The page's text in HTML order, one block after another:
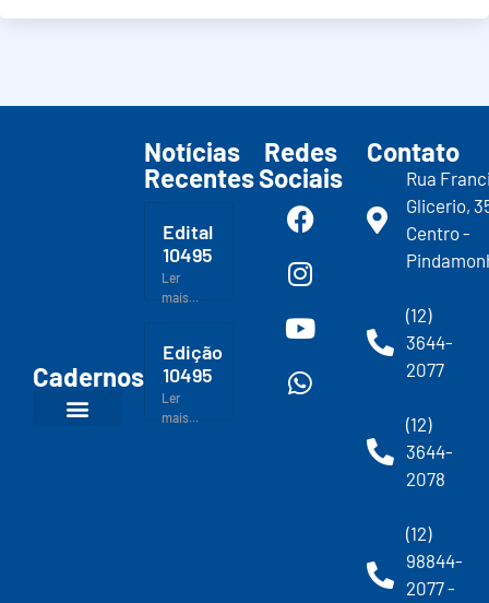
Cadernos
Notícias
Recentes
Edital
10495
Ler
mais...
Edição
10495
Ler
mais...
Redes
Sociais
Contato
Rua
Glicerio,
Centro -
(12)
3644-
2077
(12)
3644-
2078
(12)
98844-
2077 -